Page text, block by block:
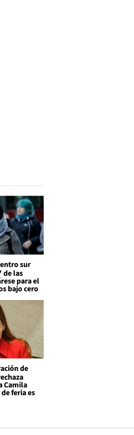
sur
de las
para el
bajo cero
de
Camila
feria es